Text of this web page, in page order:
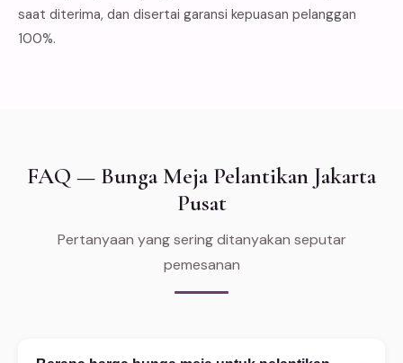
saat diterima, dan disertai garansi kepuasan pelanggan
100%.
FAQ — Bunga Meja Pelantikan Jakarta
Pusat
Pertanyaan yang sering ditanyakan seputar
pemesanan